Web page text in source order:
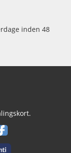
inden 48